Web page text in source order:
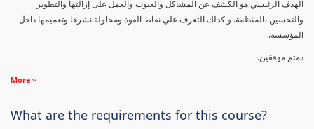
الهدف الرئيسي هو الكشف عن المشاكل والعيوب والعمل على إزالتها والتطوير
والتحسين بالمنظمة. و كذلك التعرف علي نقاط القوة ومحاولة نشرها وتعميمها داخل
المؤسسة.
دمتم موفقين.
More
What are the requirements for this course?